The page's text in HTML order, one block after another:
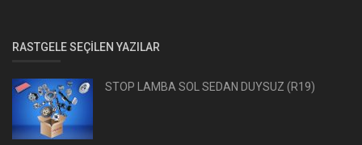
RASTGELE SEÇILEN YAZILAR
STOP LAMBA SOL SEDAN DUYSUZ (R19)